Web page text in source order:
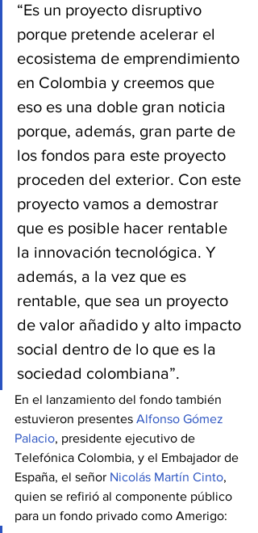
“Es un proyecto disruptivo
porque pretende acelerar el
ecosistema de emprendimiento
en Colombia y creemos que
eso es una doble gran noticia
porque, además, gran parte de
los fondos para este proyecto
proceden del exterior. Con este
proyecto vamos a demostrar
que es posible hacer rentable
la innovación tecnológica. Y
además, a la vez que es
rentable, que sea un proyecto
de valor añadido y alto impacto
social dentro de lo que es la
sociedad colombiana”.
En el lanzamiento del fondo también
estuvieron presentes Alfonso Gómez
Palacio, presidente ejecutivo de
Telefónica Colombia, y el Embajador de
España, el señor Nicolás Martín Cinto,
quien se refirió al componente público
para un fondo privado como Amerigo: